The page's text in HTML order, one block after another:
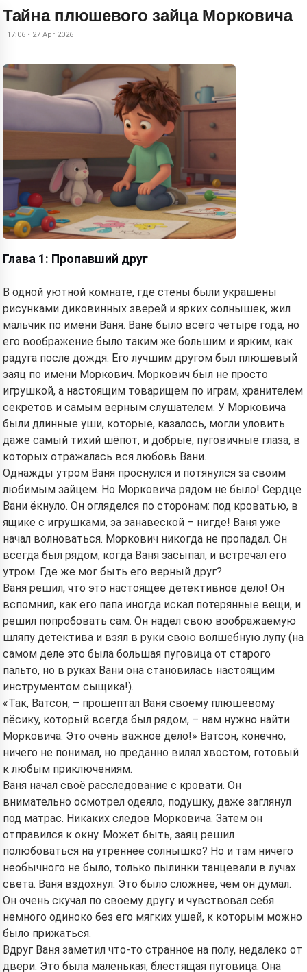
Тайна плюшевого зайца Морковича
17:06 • 27 Apr 2026
Глава 1: Пропавший друг
В одной уютной комнате, где стены были украшены
рисунками диковинных зверей и ярких солнышек, жил
мальчик по имени Ваня. Ване было всего четыре года, но
его воображение было таким же большим и ярким, как
радуга после дождя. Его лучшим другом был плюшевый
заяц по имени Моркович. Моркович был не просто
игрушкой, а настоящим товарищем по играм, хранителем
секретов и самым верным слушателем. У Морковича
были длинные уши, которые, казалось, могли уловить
даже самый тихий шёпот, и добрые, пуговичные глаза, в
которых отражалась вся любовь Вани.
Однажды утром Ваня проснулся и потянулся за своим
любимым зайцем. Но Морковича рядом не было! Сердце
Вани ёкнуло. Он огляделся по сторонам: под кроватью, в
ящике с игрушками, за занавеской – нигде! Ваня уже
начал волноваться. Моркович никогда не пропадал. Он
всегда был рядом, когда Ваня засыпал, и встречал его
утром. Где же мог быть его верный друг?
Ваня решил, что это настоящее детективное дело! Он
вспомнил, как его папа иногда искал потерянные вещи, и
решил попробовать сам. Он надел свою воображаемую
шляпу детектива и взял в руки свою волшебную лупу (на
самом деле это была большая пуговица от старого
пальто, но в руках Вани она становилась настоящим
инструментом сыщика!).
«Так, Ватсон, – прошептал Ваня своему плюшевому
пёсику, который всегда был рядом, – нам нужно найти
Морковича. Это очень важное дело!» Ватсон, конечно,
ничего не понимал, но преданно вилял хвостом, готовый
к любым приключениям.
Ваня начал своё расследование с кровати. Он
внимательно осмотрел одеяло, подушку, даже заглянул
под матрас. Никаких следов Морковича. Затем он
отправился к окну. Может быть, заяц решил
полюбоваться на утреннее солнышко? Но и там ничего
необычного не было, только пылинки танцевали в лучах
света. Ваня вздохнул. Это было сложнее, чем он думал.
Он очень скучал по своему другу и чувствовал себя
немного одиноко без его мягких ушей, к которым можно
было прижаться.
Вдруг Ваня заметил что-то странное на полу, недалеко от
двери. Это была маленькая, блестящая пуговица. Она